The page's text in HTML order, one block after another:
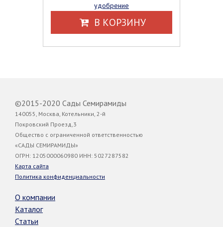
удобрение
В КОРЗИНУ
©2015-2020 Сады Семирамиды
140055, Москва, Котельники, 2-й
Покровский Проезд,3
Общество с ограниченной ответственностью
«САДЫ СЕМИРАМИДЫ»
ОГРН: 1205000060980 ИНН: 5027287582
Карта сайта
Политика конфиденциальности
О компании
Каталог
Статьи